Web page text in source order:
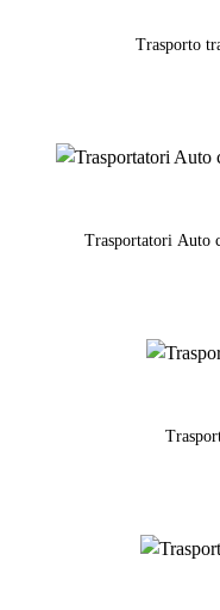
Trasporto
Trasportatori Auto